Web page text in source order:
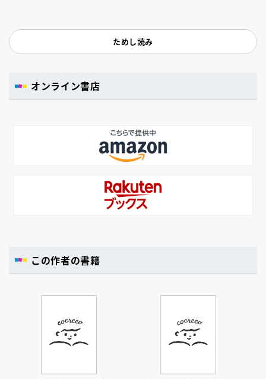
ためし読み
オンライン書店
この作者の書籍